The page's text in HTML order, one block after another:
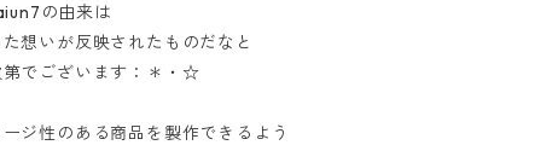
の由来は
想いが反映されたものだなと
第でございます：＊・☆
ジ性のある商品を製作できるよう